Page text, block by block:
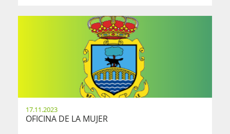
17.11.2023
OFICINA DE LA MUJER